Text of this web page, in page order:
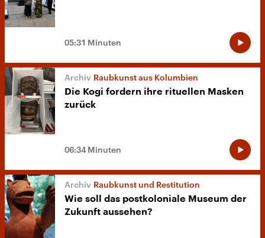
05:31 Minuten
Raubkunst aus Kolumbien
Die Kogi fordern ihre rituellen Masken
zurück
06:34 Minuten
Raubkunst und Restitution
Wie soll das postkoloniale Museum der
Zukunft aussehen?